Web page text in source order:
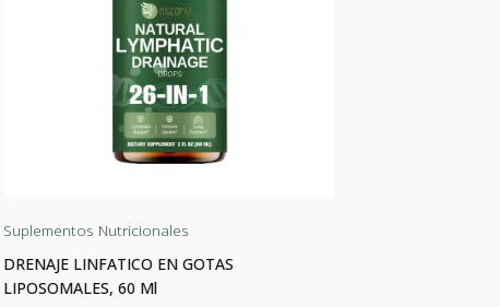
Suplementos Nutricionales
DRENAJE LINFATICO EN GOTAS
LIPOSOMALES, 60 Ml